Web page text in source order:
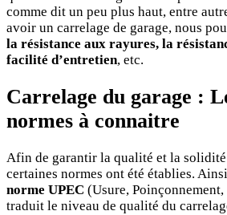
comme dit un peu plus haut, entre
avoir un carrelage de garage, nous
la résistance aux rayures, la
facilité d’entretien, etc.
Carrelage du garage :
normes à connaitre
Afin de garantir la qualité et la
certaines normes ont été établies.
norme UPEC (Usure,
traduit le niveau de qualité du